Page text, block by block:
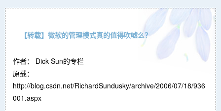
【转载】微软的管理模式真的值得吹嘘么？
作者： Dick Sun的专栏
原载：
http://blog.csdn.net/RichardSundusky/archive/2006/07/18/936
001.aspx